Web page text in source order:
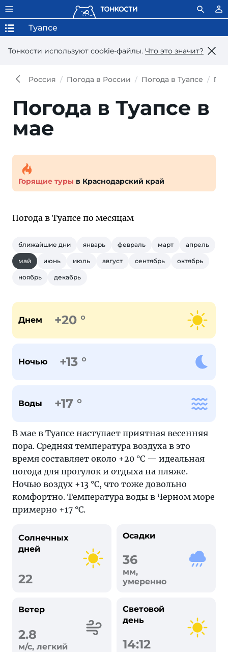
Тонкости используют сookie-файлы. Что это значит?
Туапсе
Россия Погода в России Погода в Туапсе
Погода в Туапсе в
мае
Горящие туры в Краснодарский край
Погода в Туапсе по месяцам
ближайшие дни январь февраль март апрель
май июнь июль август сентябрь октябрь
ноябрь декабрь
Днем +20 °
Ночью +13 °
Воды +17 °
В мае в Туапсе наступает приятная весенняя
пора. Средняя температура воздуха в это
время составляет около +20 °C — идеальная
погода для прогулок и отдыха на пляже.
Ночью воздух +13 °C, что тоже довольно
комфортно. Температура воды в Черном море
примерно +17 °C.
Солнечных
дней
22
Осадки
36
мм,
умеренно
Ветер
2.8
м/с, легкий
Световой
день
14:12